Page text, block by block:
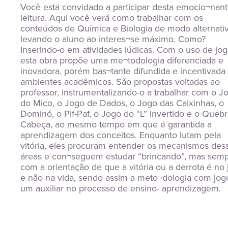
Você está convidado a participar desta
leitura. Aqui você verá como trabalhar com os
conteúdos de Química e Biologia de modo
levando o aluno ao interes¬se máximo. Como?
Inserindo-o em atividades lúdicas. Com o uso de
esta obra propõe uma me¬todologia diferenciada e
inovadora, porém bas¬tante difundida e
ambientes acadêmicos. São propostas voltadas ao
professor, instrumentalizando-o a trabalhar com o
do Mico, o Jogo de Dados, o Jogo das Caixinhas, o
Dominó, o Pif-Paf, o Jogo do “L” Invertido e o
Cabeça, ao mesmo tempo em que é garantida a
aprendizagem dos conceitos. Enquanto lutam pela
vitória, eles procuram entender os mecanismos
áreas e con¬seguem estudar “brincando”, mas
com a orientação de que a vitória ou a derrota é no
e não na vida, sendo assim a meto¬dologia com
um auxiliar no processo de ensino- aprendizagem.